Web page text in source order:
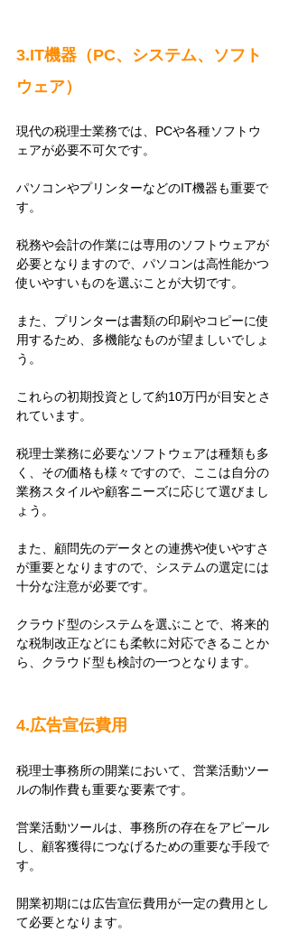
3.IT機器（PC、システム、ソフト
ウェア）
現代の税理士業務では、PCや各種ソフトウ
ェアが必要不可欠です。
パソコンやプリンターなどのIT機器も重要で
す。
税務や会計の作業には専用のソフトウェアが
必要となりますので、パソコンは高性能かつ
使いやすいものを選ぶことが大切です。
また、プリンターは書類の印刷やコピーに使
用するため、多機能なものが望ましいでしょ
う。
これらの初期投資として約10万円が目安とさ
れています。
税理士業務に必要なソフトウェアは種類も多
く、その価格も様々ですので、ここは自分の
業務スタイルや顧客ニーズに応じて選びまし
ょう。
また、顧問先のデータとの連携や使いやすさ
が重要となりますので、システムの選定には
十分な注意が必要です。
クラウド型のシステムを選ぶことで、将来的
な税制改正などにも柔軟に対応できることか
ら、クラウド型も検討の一つとなります。
4.広告宣伝費用
税理士事務所の開業において、営業活動ツー
ルの制作費も重要な要素です。
営業活動ツールは、事務所の存在をアピール
し、顧客獲得につなげるための重要な手段で
す。
開業初期には広告宣伝費用が一定の費用とし
て必要となります。